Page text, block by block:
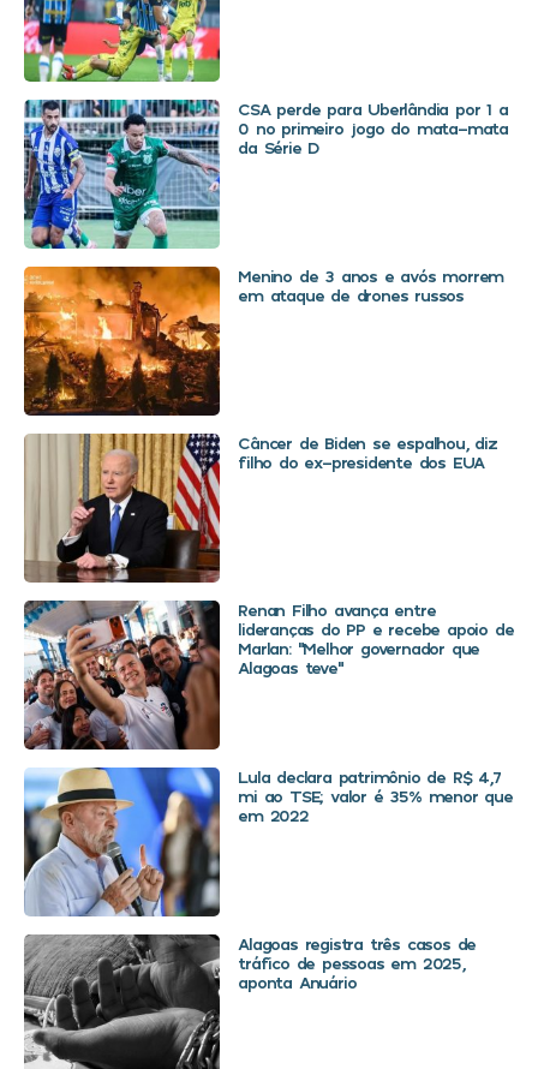
CSA perde para Uberlândia por 1 a
0 no primeiro jogo do mata-mata
da Série D
Menino de 3 anos e avós morrem
em ataque de drones russos
Câncer de Biden se espalhou, diz
filho do ex-presidente dos EUA
Renan Filho avança entre
lideranças do PP e recebe apoio de
Marlan: “Melhor governador que
Alagoas teve”
Lula declara patrimônio de R$ 4,7
mi ao TSE; valor é 35% menor que
em 2022
Alagoas registra três casos de
tráfico de pessoas em 2025,
aponta Anuário